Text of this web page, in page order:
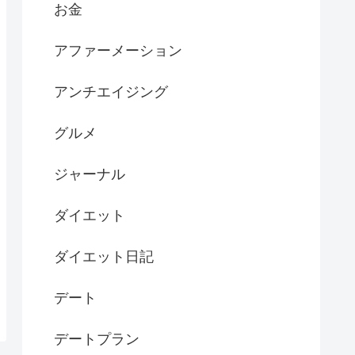
お金
アファーメーション
アンチエイジング
グルメ
ジャーナル
ダイエット
ダイエット日記
デート
デートプラン